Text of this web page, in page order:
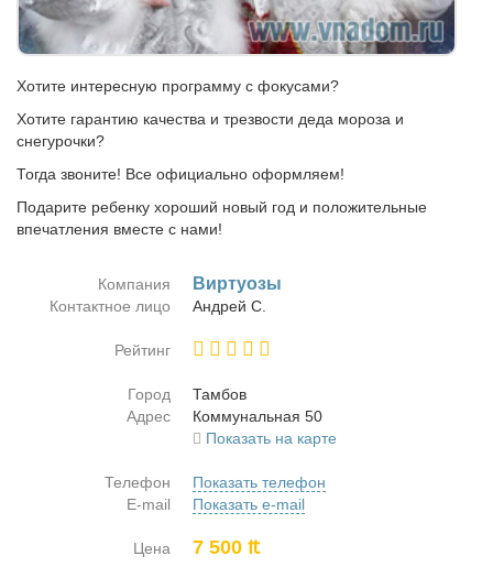
Хотите интересную программу с фокусами?
Хотите гарантию качества и трезвости деда мороза и
снегурочки?
Тогда звоните! Все официально оформляем!
Подарите ребенку хороший новый год и положительные
впечатления вместе с нами!
Компания Вир­ту­о­зы
Контактное лицо Ан­дрей С.
Рейтинг
Город
Там­бов
Адрес
Ком­му­наль­ная 50
Показать на карте
Телефон
Показать телефон
E-mail
Показать e-mail
Цена 7 500 ₶